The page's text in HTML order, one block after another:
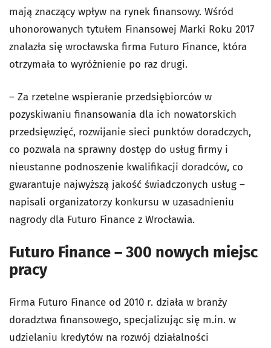
mają znaczący wpływ na rynek finansowy. Wśród
uhonorowanych tytułem Finansowej Marki Roku 2017
znalazła się wrocławska firma Futuro Finance, która
otrzymała to wyróżnienie po raz drugi.
– Za rzetelne wspieranie przedsiębiorców w
pozyskiwaniu finansowania dla ich nowatorskich
przedsięwzięć, rozwijanie sieci punktów doradczych,
co pozwala na sprawny dostęp do usług firmy i
nieustanne podnoszenie kwalifikacji doradców, co
gwarantuje najwyższą jakość świadczonych usług –
napisali organizatorzy konkursu w uzasadnieniu
nagrody dla Futuro Finance z Wrocławia.
Futuro Finance – 300 nowych miejsc
pracy
Firma Futuro Finance od 2010 r. działa w branży
doradztwa finansowego, specjalizując się m.in. w
udzielaniu kredytów na rozwój działalności